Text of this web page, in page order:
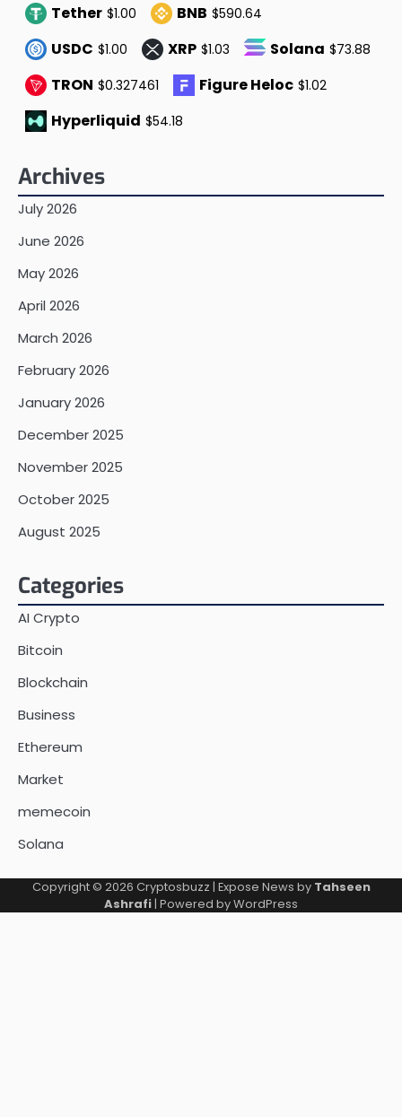
Tether $1.00 BNB $590.64
USDC $1.00 XRP $1.03 Solana $73.88
TRON $0.327461 Figure Heloc $1.02
Hyperliquid $54.18
Archives
July 2026
June 2026
May 2026
April 2026
March 2026
February 2026
January 2026
December 2025
November 2025
October 2025
August 2025
Categories
AI Crypto
Bitcoin
Blockchain
Business
Ethereum
Market
memecoin
Solana
Copyright © 2026 Cryptosbuzz | Expose News by Tahseen
Ashrafi | Powered byWordPress